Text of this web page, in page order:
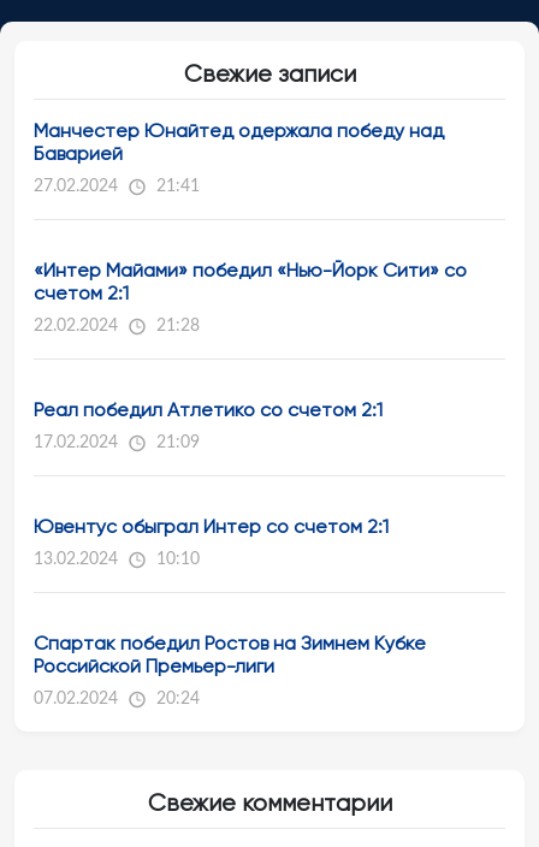
Свежие записи
Манчестер Юнайтед одержала победу над
Баварией
27.02.2024 21:41
«Интер Майами» победил «Нью-Йорк Сити» со
счетом 2:1
22.02.2024 21:28
Реал победил Атлетико со счетом 2:1
17.02.2024 21:09
Ювентус обыграл Интер со счетом 2:1
13.02.2024 10:10
Спартак победил Ростов на Зимнем Кубке
Российской Премьер-лиги
07.02.2024 20:24
Свежие комментарии